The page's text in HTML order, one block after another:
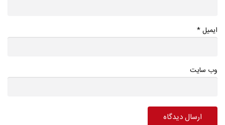
ایمیل*
وب سایت